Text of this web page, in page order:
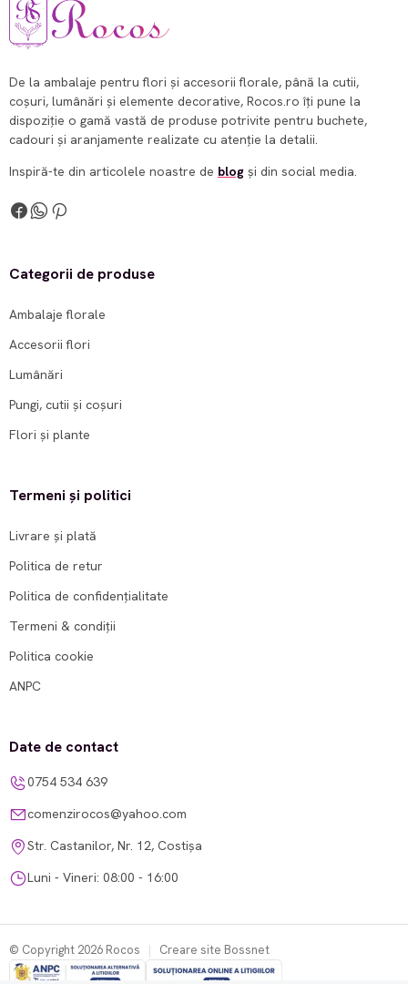
De la ambalaje pentru flori și accesorii florale, până la cutii,
coșuri, lumânări și elemente decorative, Rocos.ro îți pune la
dispoziție o gamă vastă de produse potrivite pentru buchete,
cadouri și aranjamente realizate cu atenție la detalii.
Inspiră-te din articolele noastre de blog și din social media.
Categorii de produse
Ambalaje florale
Accesorii flori
Lumânări
Pungi, cutii și coșuri
Flori și plante
Termeni și politici
Livrare și plată
Politica de retur
Politica de confidențialitate
Termeni & condiții
Politica cookie
ANPC
Date de contact
0754 534 639
comenzirocos@yahoo.com
Str. Castanilor, Nr. 12, Costișa
Luni - Vineri: 08:00 - 16:00
© Copyright 2026 Rocos | Creare site Bossnet